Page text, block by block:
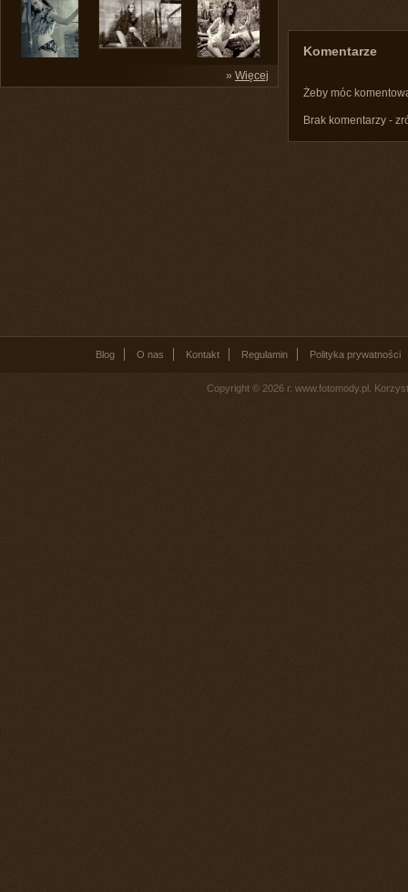
» Więcej
Komentarze
Żeby móc
Brak komentarzy -
Blog O nas Kontakt Regulamin Polityka prywatności
Copyright © 2026 r. www.fotomody.pl.